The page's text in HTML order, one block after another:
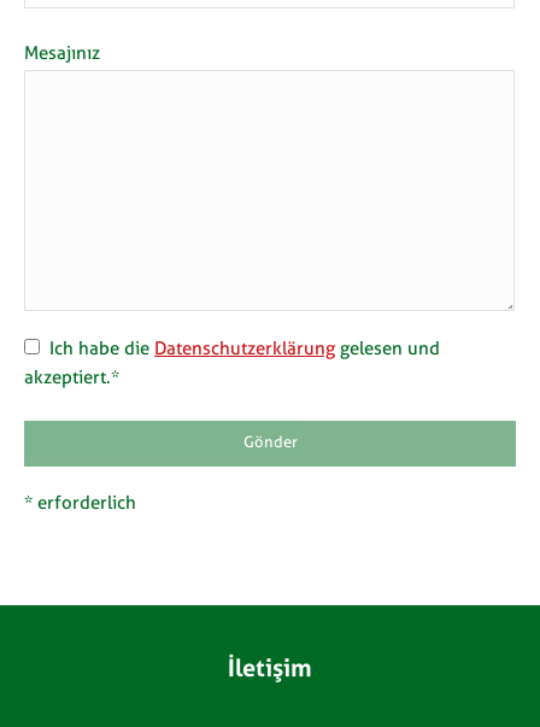
Mesajınız
Ich habe die Datenschutzerklärung gelesen und
akzeptiert.*
* erforderlich
İletişim